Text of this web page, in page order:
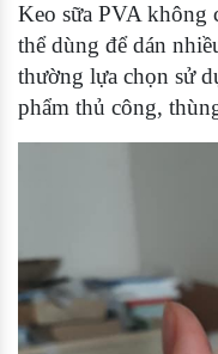
Keo sữa PVA không
thể dùng để dán
thường lựa chọn sử
phẩm thủ công,